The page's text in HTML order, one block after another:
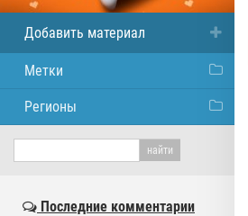
Добавить материал
Метки
Регионы
Последние комментарии